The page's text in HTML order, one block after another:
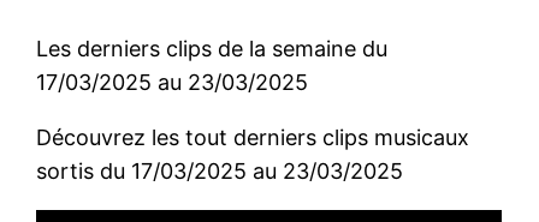
Les derniers clips de la semaine du
17/03/2025 au 23/03/2025
Découvrez les tout derniers clips musicaux
sortis du 17/03/2025 au 23/03/2025